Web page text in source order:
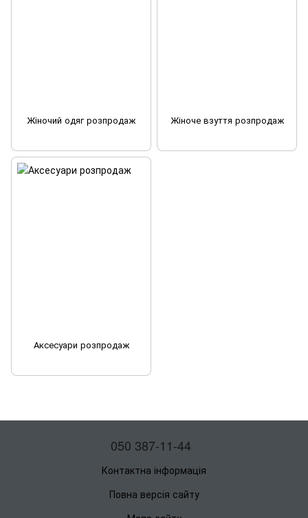
Жіночий одяг розпродаж Жіноче взуття розпродаж
Аксесуари розпродаж
050 387-11-44
Контактна інформація
Повна версія сайту